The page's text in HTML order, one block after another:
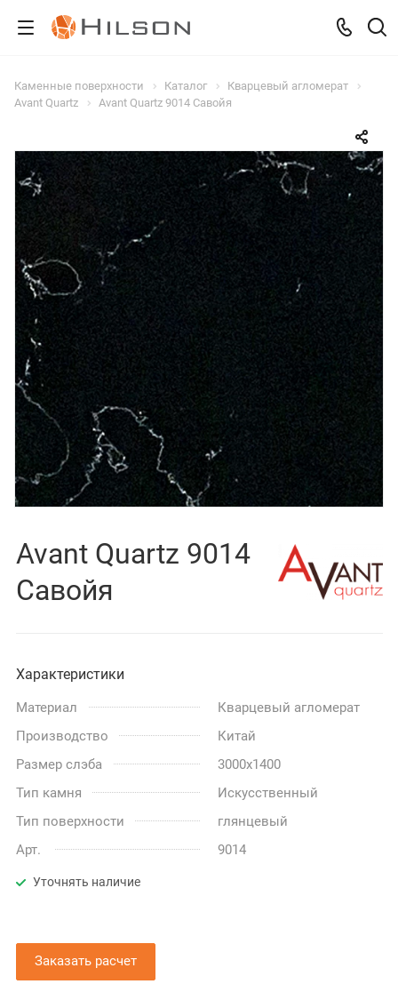
Каменные поверхности Каталог
Кварцевый агломерат
Avant Quartz
Avant Quartz 9014 Савойя
Avant Quartz 9014
Савойя
Характеристики
Материал
Кварцевый агломерат
Производство
Китай
Размер слэба
3000x1400
Тип камня
Искусственный
Тип поверхности
глянцевый
Арт.
9014
Уточнять наличие
Заказать расчет